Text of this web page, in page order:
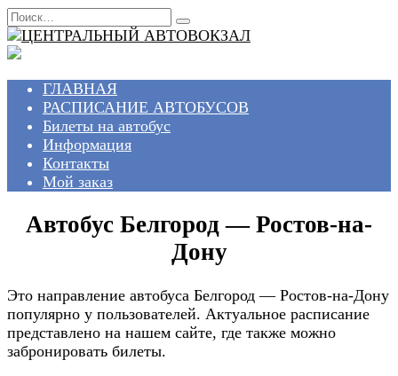
Перейти
к
содержанию
Search
for:
ГЛАВНАЯ
РАСПИСАНИЕ АВТОБУСОВ
Билеты на автобус
Информация
Контакты
Мой заказ
Автобус Белгород — Ростов-на-
Дону
Это направление автобуса Белгород — Ростов-на-Дону
популярно у пользователей. Актуальное расписание
представлено на нашем сайте, где также можно
забронировать билеты.